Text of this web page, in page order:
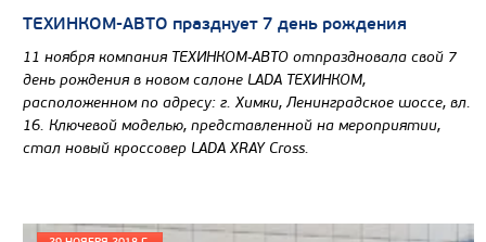
ТЕХИНКОМ-АВТО празднует 7 день рождения
11 ноября компания ТЕХИНКОМ-АВТО отпраздновала свой 7
день рождения в новом салоне LADA ТЕХИНКОМ,
расположенном по адресу: г. Химки, Ленинградское шоссе, вл.
16. Ключевой моделью, представленной на мероприятии,
стал новый кроссовер LADA XRAY Cross.